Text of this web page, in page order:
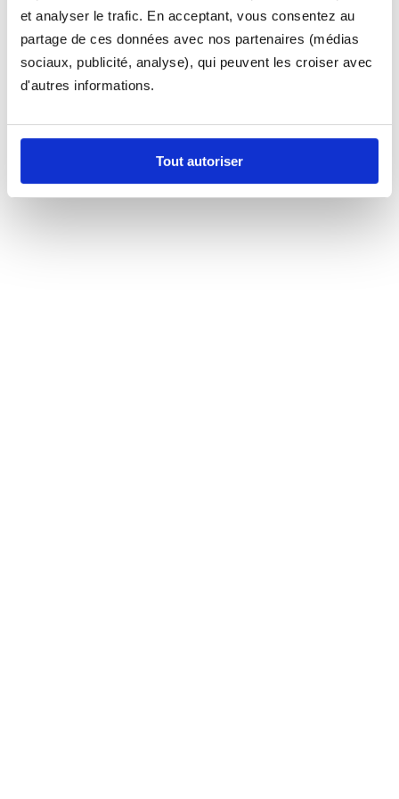
et analyser le trafic. En acceptant, vous consentez au
partage de ces données avec nos partenaires (médias
sociaux, publicité, analyse), qui peuvent les croiser avec
d'autres informations.
Tout autoriser